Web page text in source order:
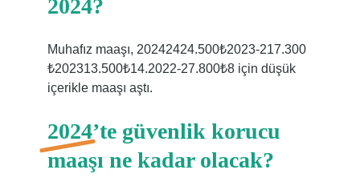
2024?
Muhafız maaşı, 20242424.500₺2023-217.300
₺202313.500₺14.2022-27.800₺8 için düşük
içerikle maaşı aştı.
2024’te güvenlik korucu
maaşı ne kadar olacak?